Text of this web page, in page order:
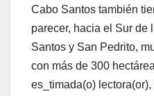
Cabo Santos también
parecer, hacia el Sur de
Santos y San Pedrito,
con más de 300
es_timada(o)